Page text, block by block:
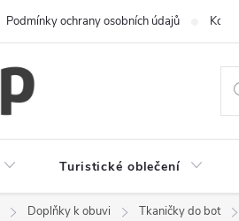
Podmínky ochrany osobních údajů
Turistické oblečení
Doplňky k obuvi Tkaničky do bot